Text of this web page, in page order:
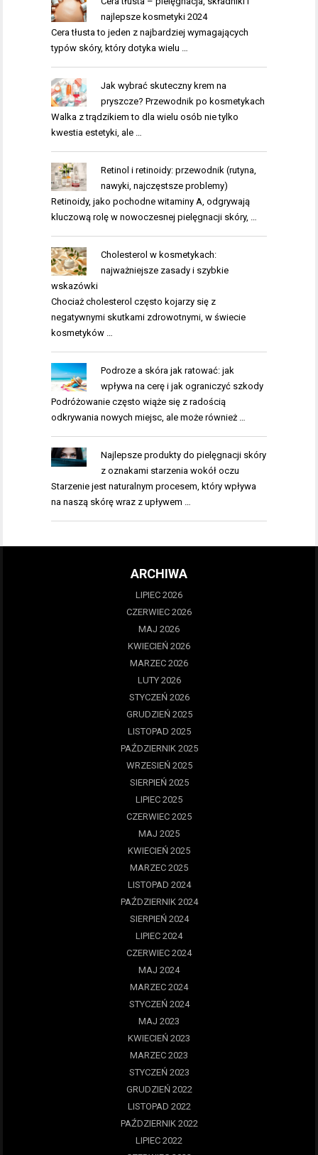
najlepsze kosmetyki 2024
Cera tłusta to jeden z najbardziej wymagających
typów skóry, który dotyka wielu …
Jak wybrać skuteczny krem na
pryszcze? Przewodnik po kosmetykach
Walka z trądzikiem to dla wielu osób nie tylko
kwestia estetyki, ale …
Retinol i retinoidy: przewodnik (rutyna,
nawyki, najczęstsze problemy)
Retinoidy, jako pochodne witaminy A, odgrywają
kluczową rolę w nowoczesnej pielęgnacji skóry, …
Cholesterol w kosmetykach:
najważniejsze zasady i szybkie
wskazówki
Chociaż cholesterol często kojarzy się z
negatywnymi skutkami zdrowotnymi, w świecie
kosmetyków …
Podroze a skóra jak ratować: jak
wpływa na cerę i jak ograniczyć szkody
Podróżowanie często wiąże się z radością
odkrywania nowych miejsc, ale może również …
Najlepsze produkty do pielęgnacji skóry
z oznakami starzenia wokół oczu
Starzenie jest naturalnym procesem, który wpływa
na naszą skórę wraz z upływem …
ARCHIWA
LIPIEC 2026
CZERWIEC 2026
MAJ 2026
KWIECIEŃ 2026
MARZEC 2026
LUTY 2026
STYCZEŃ 2026
GRUDZIEŃ 2025
LISTOPAD 2025
PAŹDZIERNIK 2025
WRZESIEŃ 2025
SIERPIEŃ 2025
LIPIEC 2025
CZERWIEC 2025
MAJ 2025
KWIECIEŃ 2025
MARZEC 2025
LISTOPAD 2024
PAŹDZIERNIK 2024
SIERPIEŃ 2024
LIPIEC 2024
CZERWIEC 2024
MAJ 2024
MARZEC 2024
STYCZEŃ 2024
MAJ 2023
KWIECIEŃ 2023
MARZEC 2023
STYCZEŃ 2023
GRUDZIEŃ 2022
LISTOPAD 2022
PAŹDZIERNIK 2022
LIPIEC 2022